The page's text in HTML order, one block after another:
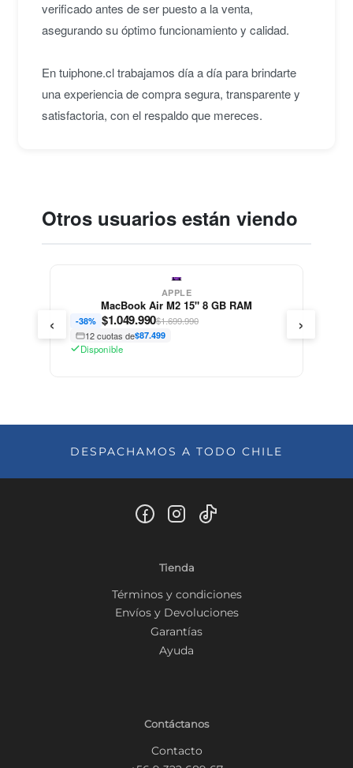
V
Una joya este computador, te compras un
equipo muy rico a un precio super conveniente.
Vicente V. • hace 3 años
★★★★★
J
★★★★★
S
★★★★★
Buen diseño, liviano y potente. Estuve mucho
verificado antes de ser puesto a la venta,
asegurando su óptimo funcionamiento y calidad.
En tuiphone.cl trabajamos día a día para brindarte
una experiencia de compra segura, transparente y
satisfactoria, con el respaldo que mereces.
Otros usuarios están viendo
APPLE
MacBook Air M2 15" 8 GB RAM
-38% $1.049.990$1.699.990
12 cuotas de$87.499
Disponible
‹ ›
DESPACHAMOS A TODO CHILE
Tienda
Términos y condiciones
Envíos y Devoluciones
Garantías
Ayuda
Contáctanos
Contacto